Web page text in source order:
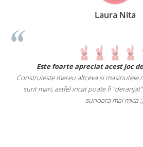
Laura Nita
Este foarte apreciat acest joc
Construieste mereu altceva si masinutele
sunt mari, astfel incat poate fi
surioara mai mica